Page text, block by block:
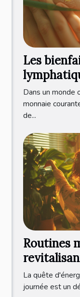
Les
japonais
Dans un monde
monnaie
de...
Routines
énergie
La quête
journée est un